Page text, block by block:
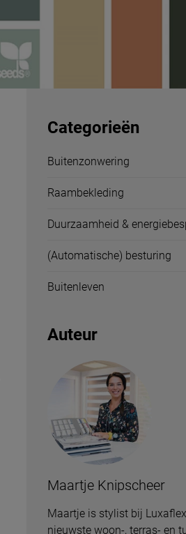
Categorieën
Buitenzonwering
Raambekleding
Duurzaamheid &
(Automatische) besturing
Buitenleven
Auteur
Maartje Knipscheer
Maartje is stylist bij
nieuwste woon-, terras- en